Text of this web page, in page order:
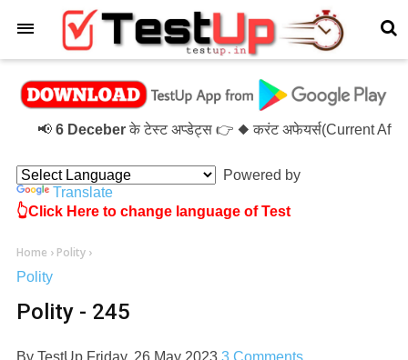
6 Deceberके टेस्ट अप्डेट्स 👉 ◆ करंट अफेयर्स(Current Affairs)-
Powered by
Translate
👆Click Here to change language of Test
Home › Polity ›
Polity
Polity - 245
By TestUp Friday, 26 May 2023 3 Comments